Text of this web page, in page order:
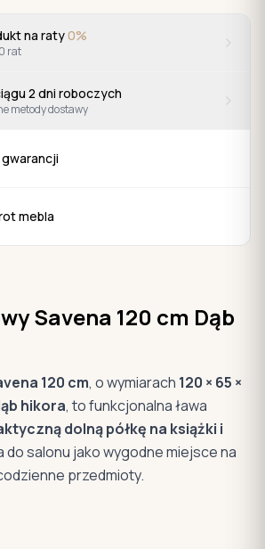
na raty0%
rat
2 dni roboczych
metody dostawy
mebla
Savena 120 cm Dąb
120 cm, o wymiarach 120 × 65 ×
hikora, to funkcjonalna ława
dolną półkę na książki i
do salonu jako wygodne miejsce na
przedmioty.